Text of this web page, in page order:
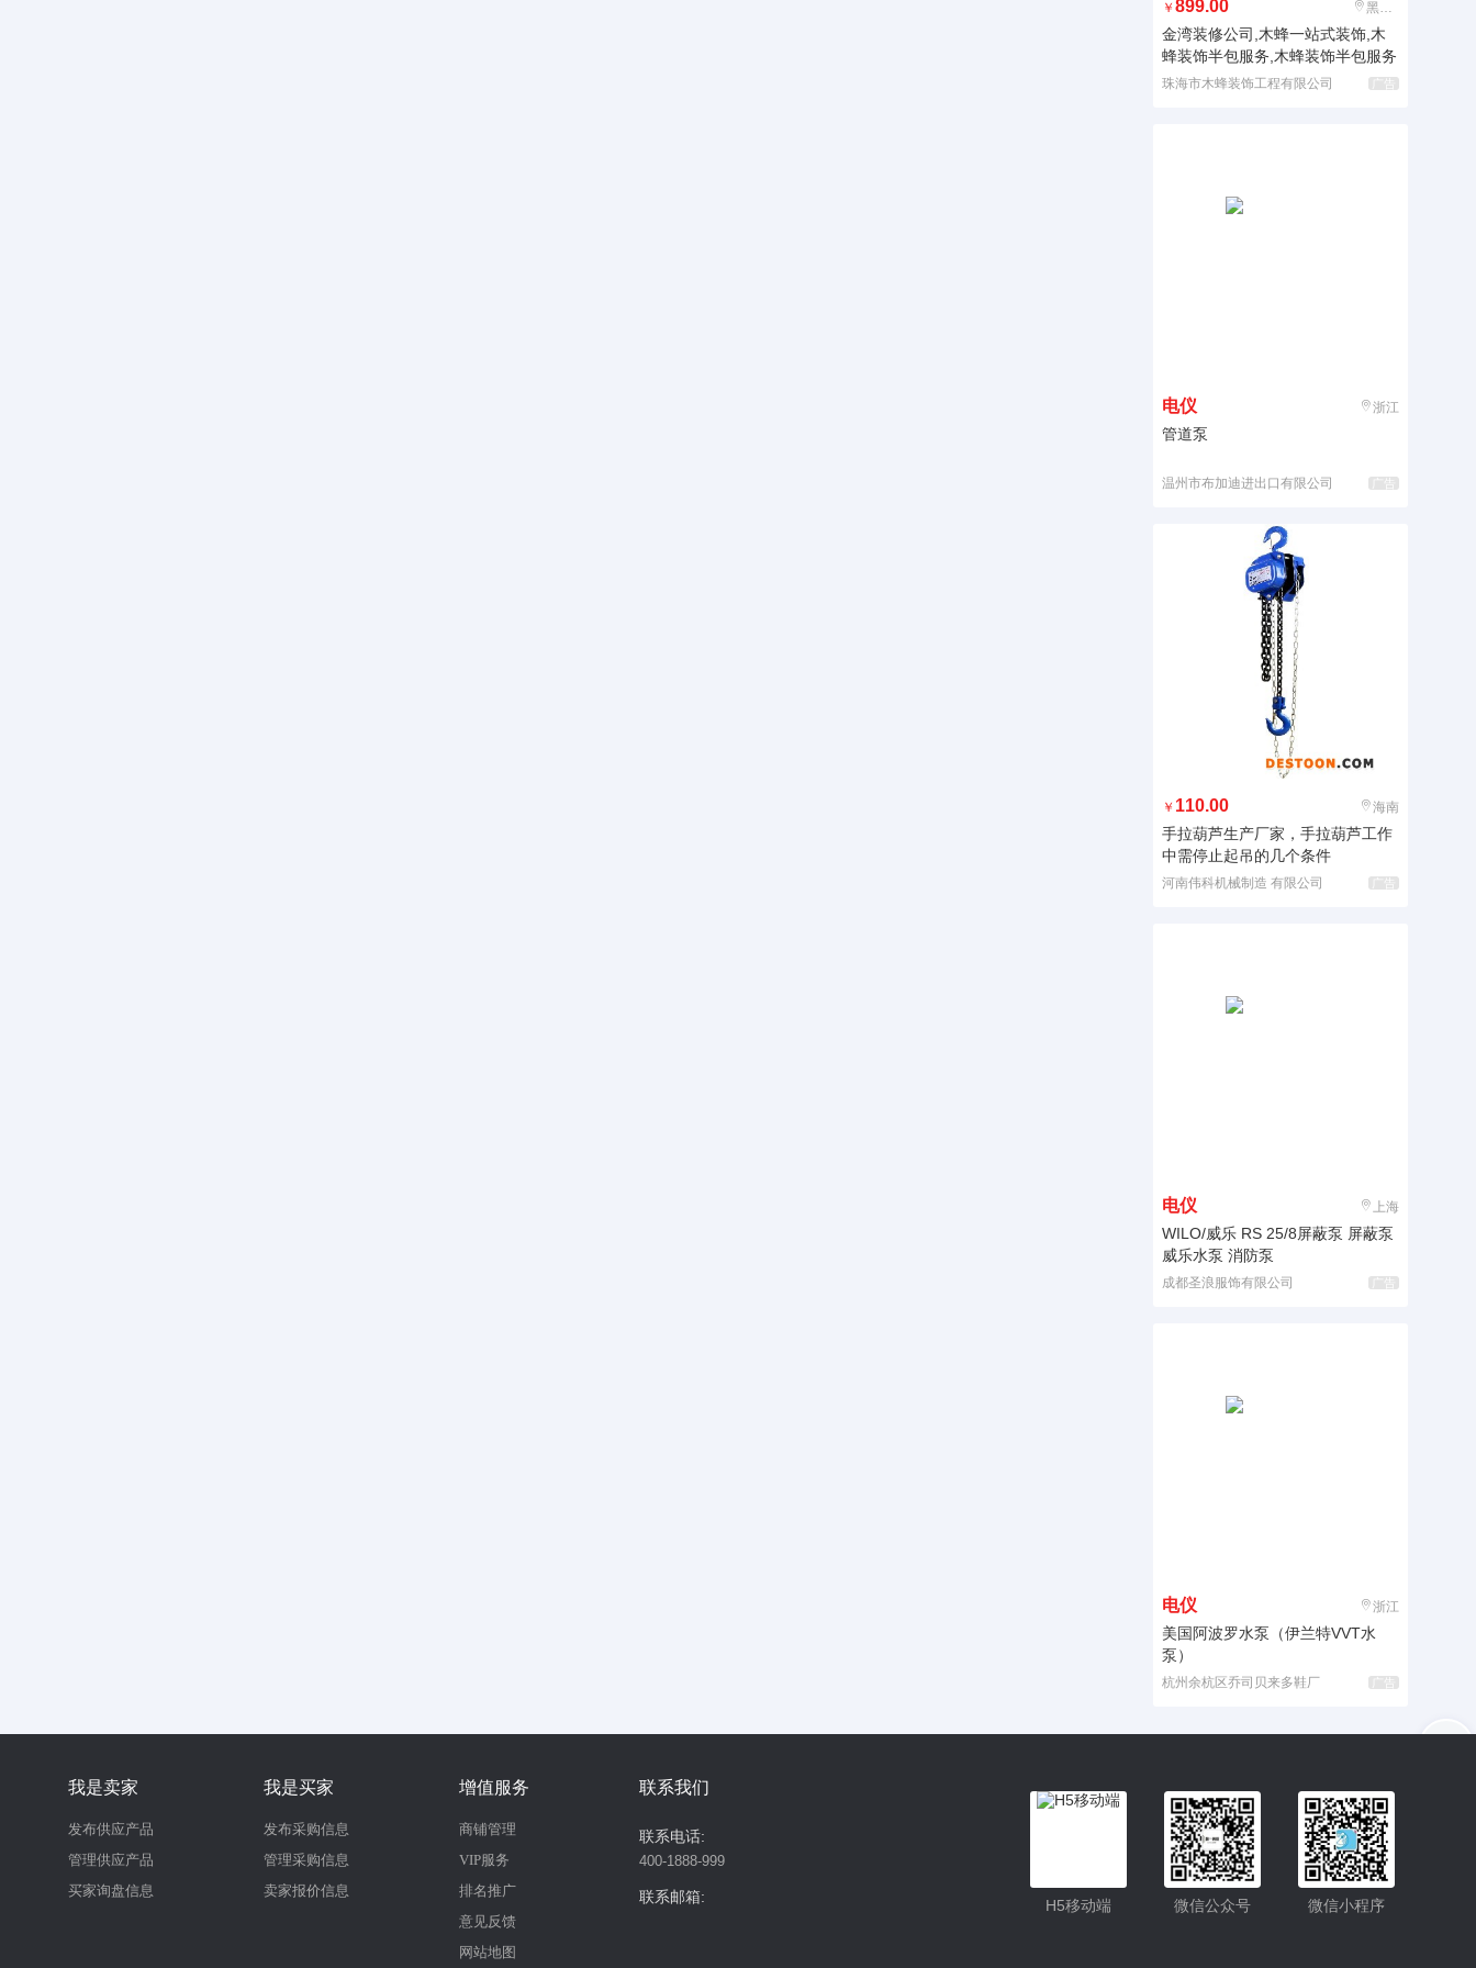
￥ 899.00 黑龙江
金湾装修公司,木蜂一站式装饰,木
蜂装饰半包服务,木蜂装饰半包服务
珠海市木蜂装饰工程有限公司 广告
电仪 浙江
管道泵
温州市布加迪进出口有限公司 广告
￥ 110.00 海南
手拉葫芦生产厂家，手拉葫芦工作
中需停止起吊的几个条件
河南伟科机械制造 有限公司 广告
电仪 上海
WILO/威乐 RS 25/8屏蔽泵 屏蔽泵
威乐水泵 消防泵
成都圣浪服饰有限公司 广告
电仪 浙江
美国阿波罗水泵（伊兰特VVT水
泵）
杭州余杭区乔司贝来多鞋厂 广告
我是卖家
发布供应产品
管理供应产品
买家询盘信息
我是买家
发布采购信息
管理采购信息
卖家报价信息
增值服务
商铺管理
VIP服务
排名推广
意见反馈
网站地图
联系我们
联系电话:
400-1888-999
联系邮箱: 微信小程序
微信公众号
H5移动端